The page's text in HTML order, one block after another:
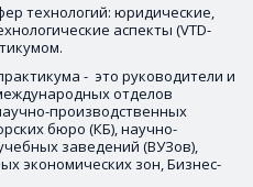
технологий: юридические,
аспекты (VTD-
-  это руководители и
отделов
производственных
бюро (КБ), научно-
заведений (ВУЗов),
экономических зон, Бизнес-